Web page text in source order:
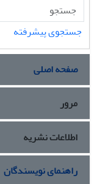
جستجوی پیشرفته
صفحه اصلی
مرور
اطلاعات نشریه
راهنمای نویسندگان